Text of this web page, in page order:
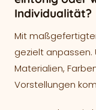
Individualität?
Mit
gezielt anpassen.
Materialien,
Vorstellungen